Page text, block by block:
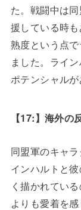
た。戦闘中は
援している時
熟度という点
ました。ライ
ポテンシャルが
【17:】海外の
同盟軍のキャ
インハルトと
く描かれてい
よりも愛着を